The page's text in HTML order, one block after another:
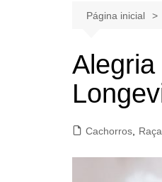
Página inicial
Cachorros